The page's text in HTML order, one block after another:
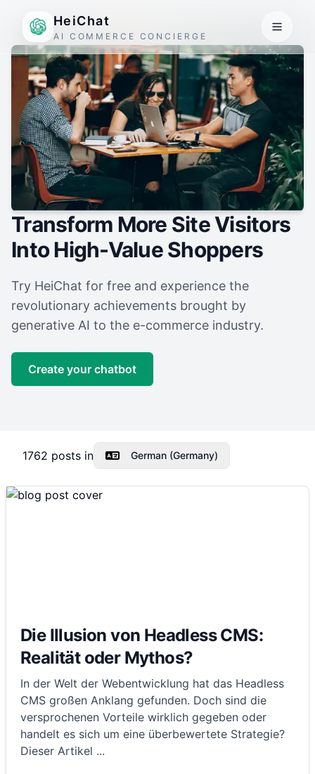
HeiChat
AI COMMERCE CONCIERGE
Transform More Site Visitors
Into High-Value Shoppers
Try HeiChat for free and experience the
revolutionary achievements brought by
generative AI to the e-commerce industry.
Create your chatbot
1762 posts in German (Germany)
Die Illusion von Headless CMS:
Realität oder Mythos?
In der Welt der Webentwicklung hat das Headless
CMS großen Anklang gefunden. Doch sind die
versprochenen Vorteile wirklich gegeben oder
handelt es sich um eine überbewertete Strategie?
Dieser Artikel ...